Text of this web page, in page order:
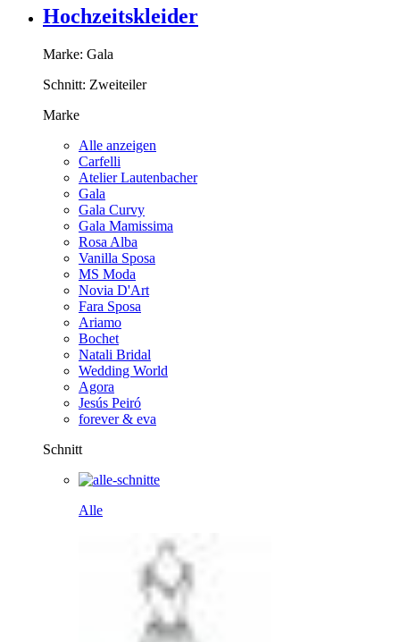
Hochzeitskleider
Marke: Gala
Schnitt: Zweiteiler
Marke
Alle anzeigen
Carfelli
Atelier Lautenbacher
Gala
Gala Curvy
Gala Mamissima
Rosa Alba
Vanilla Sposa
MS Moda
Novia D'Art
Fara Sposa
Ariamo
Bochet
Natali Bridal
Wedding World
Agora
Jesús Peiró
forever & eva
Schnitt
Alle